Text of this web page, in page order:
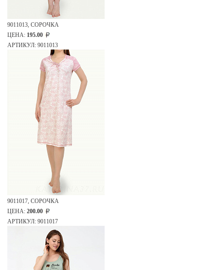
9011013, СОРОЧКА
ЦЕНА: 195.00
АРТИКУЛ: 9011013
9011017, СОРОЧКА
ЦЕНА: 200.00
АРТИКУЛ: 9011017